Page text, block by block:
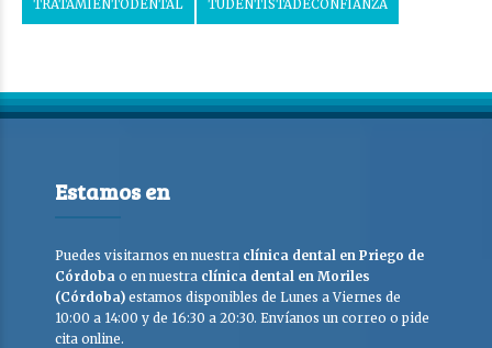
TRATAMIENTODENTAL TUDENTISTADECONFIANZA
Estamos en
Puedes visitarnos en nuestra clínica dental en Priego de
Córdoba o en nuestra clínica dental en Moriles
(Córdoba) estamos disponibles de Lunes a Viernes de
10:00 a 14:00 y de 16:30 a 20:30. Envíanos un correo o pide
cita online.